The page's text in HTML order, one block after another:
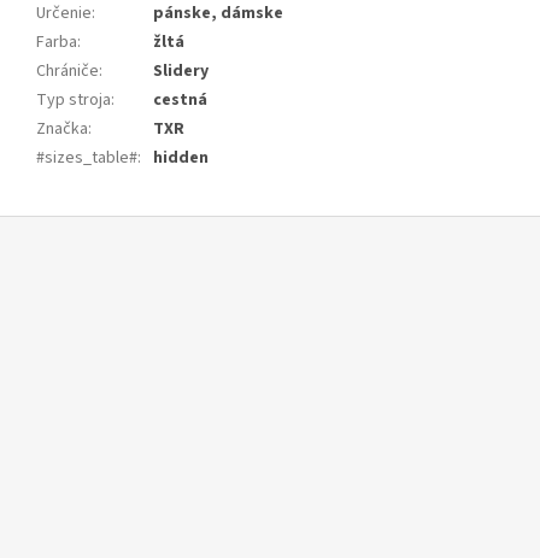
Určenie:
pánske, dámske
Farba:
žltá
Chrániče:
Slidery
Typ stroja:
cestná
Značka:
TXR
#sizes_table#: hidden